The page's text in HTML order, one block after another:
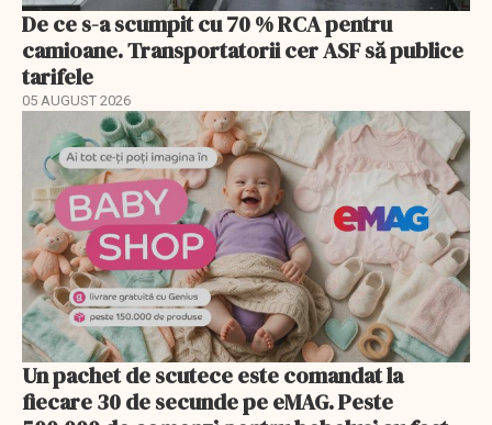
De ce s-a scumpit cu 70 % RCA pentru
camioane. Transportatorii cer ASF să publice
tarifele
05 AUGUST 2026
Un pachet de scutece este comandat la
fiecare 30 de secunde pe eMAG. Peste